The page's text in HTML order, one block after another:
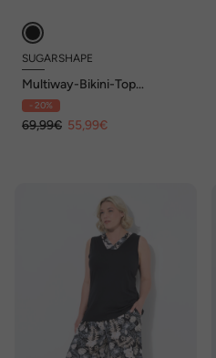
SUGARSHAPE
Multiway-Bikini-Top
MONACO Multiway-
Bikini,Trägerloser
Bikini,Neckholder-Bikini
- 20%
69,99€ 55,99€